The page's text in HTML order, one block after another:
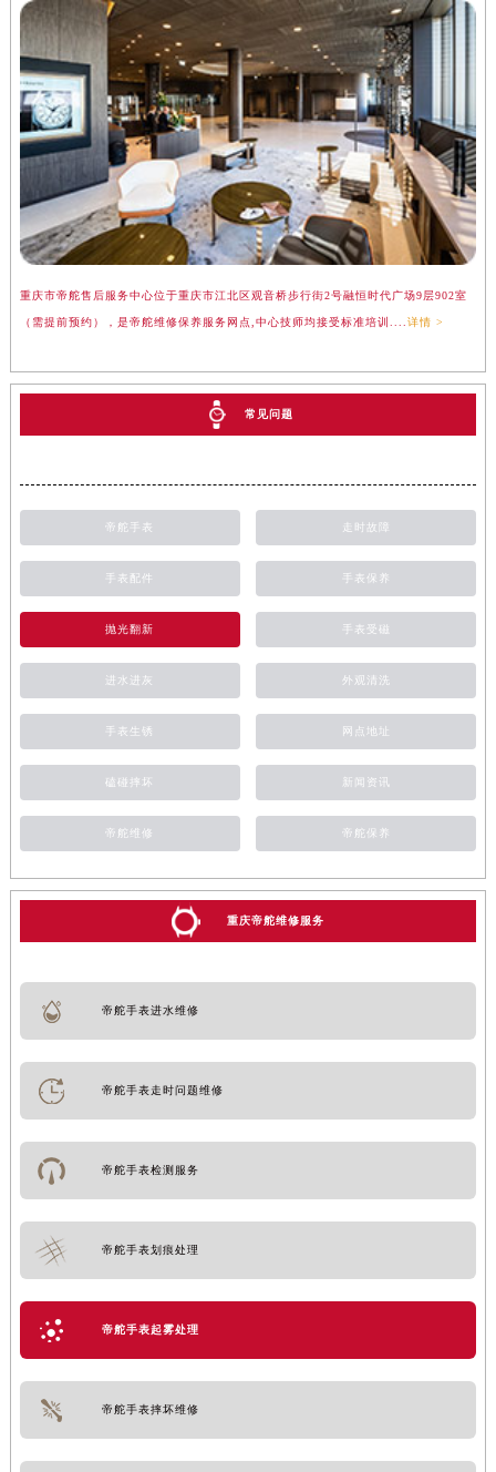
重庆市帝舵售后服务中心位于重庆市江北区观音桥步行街2号融恒时代广场9层902室
（需提前预约），是帝舵维修保养服务网点,中心技师均接受标准培训.... 详情 >
常见问题
帝舵手表 走时故障
手表配件 手表保养
抛光翻新 手表受磁
进水进灰 外观清洗
手表生锈 网点地址
磕碰摔坏 新闻资讯
帝舵维修 帝舵保养
重庆帝舵维修服务
帝舵手表进水维修
帝舵手表走时问题维修
帝舵手表检测服务
帝舵手表划痕处理
帝舵手表起雾处理
帝舵手表摔坏维修